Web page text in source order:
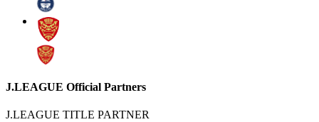
J.LEAGUE Official Partners
J.LEAGUE TITLE PARTNER